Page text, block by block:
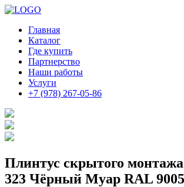
Главная
Каталог
Где купить
Партнерство
Наши работы
Услуги
+7 (978) 267-05-86
Плинтус скрытого
323 Чёрный Муар RAL 9005